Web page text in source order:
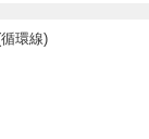
環線)